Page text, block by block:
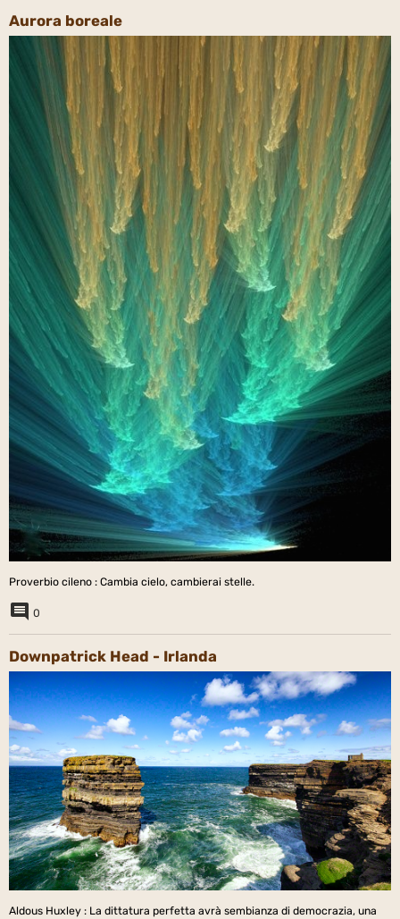
Aurora boreale
Proverbio cileno : Cambia cielo, cambierai stelle.
0
Downpatrick Head - Irlanda
Aldous Huxley : La dittatura perfetta avrà sembianza di democrazia, una